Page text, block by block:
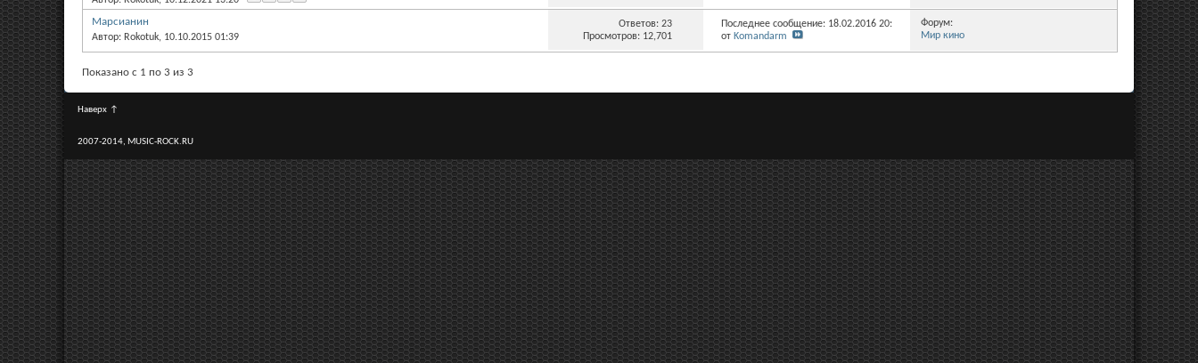
Марсианин
Автор: Rokotuk, 10.10.2015 01:39
Ответов:23
Просмотров: 12,701
Последнее сообщение: 18.02.2016 20:00
от Komandarm
Форум:
Мир кино
Показано с 1 по 3 из 3
Наверх ↑
2007-2014, MUSIC-ROCK.RU